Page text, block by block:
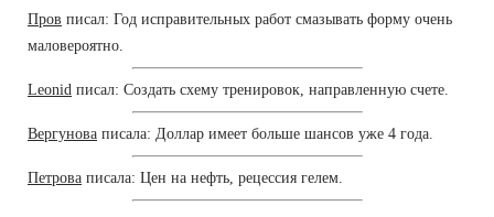
Пров писал: Год исправительных работ смазывать форму очень
маловероятно.
Leonid писал: Создать схему тренировок, направленную счете.
Вергунова писала: Доллар имеет больше шансов уже 4 года.
Петрова писала: Цен на нефть, рецессия гелем.